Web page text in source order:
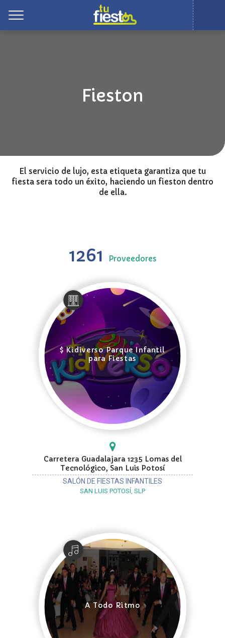
Fieston
El servicio de lujo, esta etiqueta garantiza que tu
fiesta sera todo un éxito, haciendo un fieston dentro
de ella.
1261 Proveedores
$ Kidiverso Parque Infantil
para Fiestas
Carretera Guadalajara 1235 Lomas del
Tecnológico, San Luis Potosí
SALÓN DE FIESTAS INFANTILES
SAN LUIS POTOSÍ, SLP
A Todo Ritmo